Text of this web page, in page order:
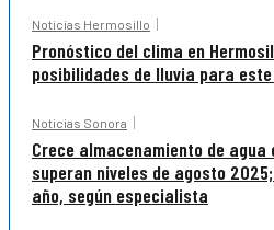
Noticias Hermosillo
Pronóstico del clima en
posibilidades de lluvia para
Noticias Sonora
Crece almacenamiento de agua
superan niveles de agosto
año, según especialista